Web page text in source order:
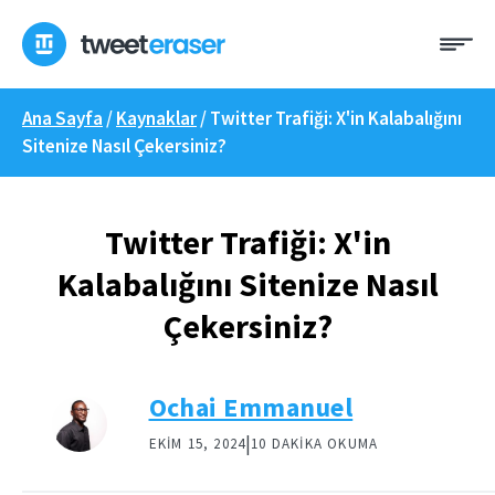
geç
Ana Sayfa /Kaynaklar/Twitter Trafiği: X'in Kalabalığını
Sitenize Nasıl Çekersiniz?
Twitter Trafiği: X'in
Kalabalığını Sitenize Nasıl
Çekersiniz?
Ochai Emmanuel
EKIM 15, 2024|10 DAKIKA OKUMA